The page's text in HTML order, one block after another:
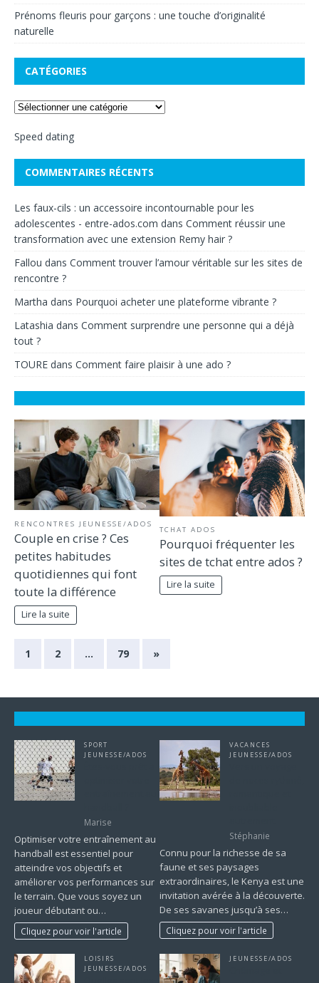
Prénoms fleuris pour garçons : une touche d’originalité
naturelle
CATÉGORIES
Speed dating
COMMENTAIRES RÉCENTS
Les faux-cils : un accessoire incontournable pour les
adolescentes - entre-ados.com dans Comment réussir une
transformation avec une extension Remy hair ?
Fallou dans Comment trouver l’amour véritable sur les sites de
rencontre ?
Martha dans Pourquoi acheter une plateforme vibrante ?
Latashia dans Comment surprendre une personne qui a déjà
tout ?
TOURE dans Comment faire plaisir à une ado ?
RENCONTRES JEUNESSE/ADOS
Couple en crise ? Ces
petites habitudes
quotidiennes qui font
toute la différence
Lire la suite
TCHAT ADOS
Pourquoi fréquenter les
sites de tchat entre ados ?
Lire la suite
1 2 … 79 »
SPORT
JEUNESSE/ADOS
Marise
Optimiser votre entraînement au
handball est essentiel pour
atteindre vos objectifs et
améliorer vos performances sur
le terrain. Que vous soyez un
joueur débutant ou…
Cliquez pour voir l'article
VACANCES
JEUNESSE/ADOS
Stéphanie
Connu pour la richesse de sa
faune et ses paysages
extraordinaires, le Kenya est une
invitation avérée à la découverte.
De ses savanes jusqu’à ses…
Cliquez pour voir l'article
LOISIRS
JEUNESSE/ADOS
JEUNESSE/ADOS